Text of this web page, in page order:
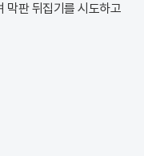
막판 뒤집기를 시도하고